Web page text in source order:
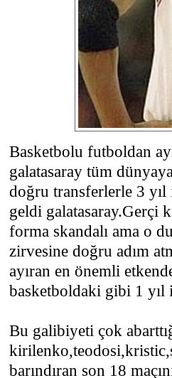
Basketbolu futboldan
galatasaray tüm
doğru transferlerle 3 yıl
geldi galatasaray.Gerçi
forma skandalı ama o
zirvesine doğru adım
ayıran en önemli
basketboldaki gibi 1 yıl
Bu galibiyeti çok
barındıran son 18